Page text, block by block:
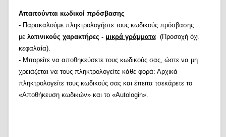
Απαιτούνται κωδικοί πρόσβασης
- Παρακαλούμε πληκτρολογήστε τους κωδικούς πρόσβασης
με λατινικούς χαρακτήρες - μικρά γράμματα(Προσοχή όχι
κεφαλαία).
- Μπορείτε να αποθηκεύσετε τους κωδικούς σας, ώστε να μη
χρειάζεται να τους πληκτρολογείτε κάθε φορά: Αρχικά
πληκτρολογείτε τους κωδικούς σας και έπειτα τσεκάρετε το
«Αποθήκευση κωδικών» και το «Autologin».